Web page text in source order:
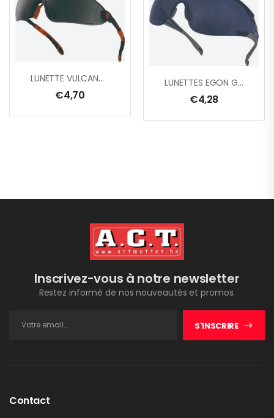
LUNETTE VULCANO2 FUME
€4,70
LUNETTES EGON GR/FUME
€4,28
Inscrivez-vous à notre newsletter
Restez informé de nos nouveautés et promos.
S'INSCRIRE
Contact